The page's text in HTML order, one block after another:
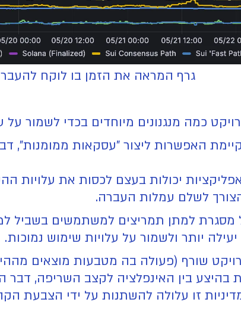
גרף המראה את הזמן בו לוקח
כמה מנגנונים מיוחדים בכדי לשמור
האפשרות ליצור "עסקאות
יכולות בעצם לכסות את
לשלם עמלות העברה.
מסגרת למתן תמריצים למשתמשים בשביל
יותר ולשמור על עלויות שימוש נמוכות.
שורף (פעולה בה מטבעות מוצאים
בהיצע בין האינפלציה לקצב השריפה,
זו עלולה להשתנות על ידי הצבעת